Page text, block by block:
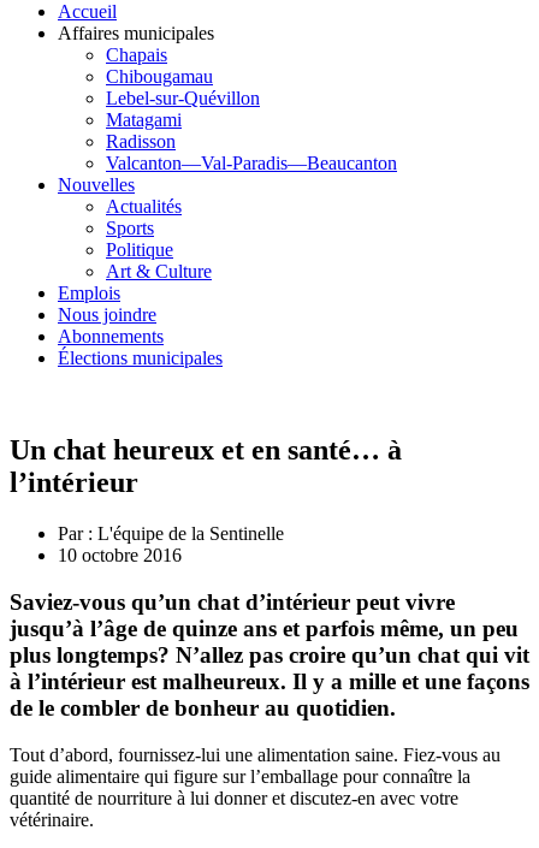
Accueil
Affaires municipales
Chapais
Chibougamau
Lebel-sur-Quévillon
Matagami
Radisson
Valcanton—Val-Paradis—Beaucanton
Nouvelles
Actualités
Sports
Politique
Art & Culture
Emplois
Nous joindre
Abonnements
Élections municipales
Un chat heureux et en santé… à
l’intérieur
Par : L'équipe de la Sentinelle
10 octobre 2016
Saviez-vous qu’un chat d’intérieur peut vivre
jusqu’à l’âge de quinze ans et parfois même, un peu
plus longtemps? N’allez pas croire qu’un chat qui vit
à l’intérieur est malheureux. Il y a mille et une façons
de le combler de bonheur au quotidien.
Tout d’abord, fournissez-lui une alimentation saine. Fiez-vous au
guide alimentaire qui figure sur l’emballage pour connaître la
quantité de nourriture à lui donner et discutez-en avec votre
vétérinaire.